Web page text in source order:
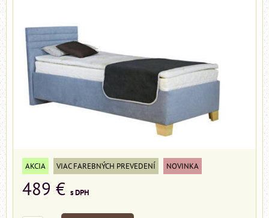
AKCIA VIAC FAREBNÝCH PREVEDENÍ NOVINKA
489 € s DPH